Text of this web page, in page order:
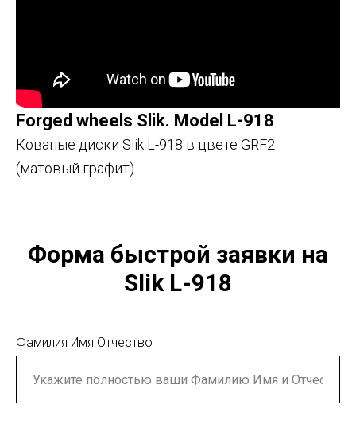
Forged wheels Slik. Model L-918
Кованые диски Slik L-918 в цвете GRF2
(матовый графит).
Форма быстрой заявки на
Slik L-918
Фамилия Имя Отчество